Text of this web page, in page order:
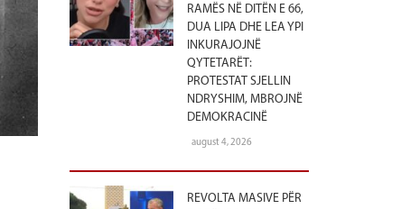
RAMËS NË DITËN E 66,
DUA LIPA DHE LEA YPI
INKURAJOJNË
QYTETARËT:
PROTESTAT SJELLIN
NDRYSHIM, MBROJNË
DEMOKRACINË
august 4, 2026
REVOLTA MASIVE PËR